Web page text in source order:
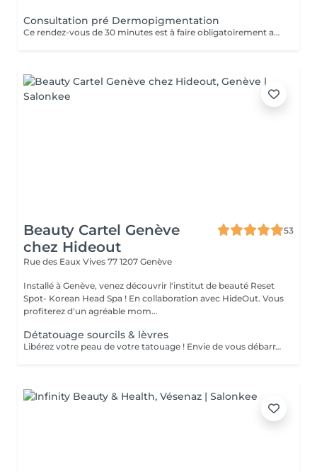
Consultation pré Dermopigmentation
Ce rendez-vous de 30 minutes est à faire obligatoirement avant chaque prise de rendez-vous pour une dermopigmentation ou un détatouage. Il permettra à la dermographe de vous expliquer les différentes techniques et de s'assurer que vous ne présentez aucune contre-indication. Nous en profiterons également pour faire les mesures et les photos afin que vous vous rendiez compte du futur résultat. Le prix de cette séance d'information sera déduit de votre dermopigmentation.
Beauty Cartel Genève
chez Hideout
53
Rue des Eaux Vives 77 1207 Genève
Installé à Genève, venez découvrir l'institut de beauté Reset
Spot- Korean Head Spa ! En collaboration avec HideOut. Vous
profiterez d'un agréable mom...
Détatouage sourcils & lèvres
Libérez votre peau de votre tatouage ! Envie de vous débarrasser d'un tatouage qui ne vous correspond plus ? Découvrez notre soin détatouage à la pointe de la technologie pour une peau nette et renouvelée, sans douleur et en toute sécurité ! Détatouage laser : Grâce à un laser haute précision, les pigments du tatouage sont dégradés et éliminés de façon progressive, sans abîmer la peau environnante. Ce traitement efficace agit en plusieurs séances, adaptées à votre type de peau et à la couleur de votre tatouage. Soin rapide et sûr : Chaque séance de détatouage est réalisée par des professionnels expérimentés, dans un environnement confortable et sécurisé. Le processus est conçu pour minimiser les risques et optimiser les résultats, tout en respectant votre peau. Résultats visibles : Vous verrez votre tatouage s'estomper après chaque séance, jusqu'à son élimination totale. Le tout, sans cicatrices ni effets secondaires indésirables ! Faites le choix d'une peau nette et d'un regard tourné vers l'avenir. Ce soin est idéal pour ceux qui souhaitent effacer un tatouage devenu obsolète ou une erreur du passé. Réservez votre séance dès maintenant et commencez votre nouvelle histoire sans tatouage !